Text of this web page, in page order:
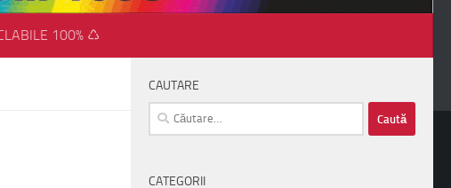
100% ♺
CAUTARE
Caută
după:
CATEGORII